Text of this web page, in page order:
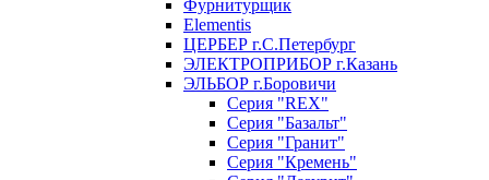
Фурнитурщик
Elementis
ЦЕРБЕР г.С.Петербург
ЭЛЕКТРОПРИБОР г.Казань
ЭЛЬБОР г.Боровичи
Серия "REX"
Серия "Базальт"
Серия "Гранит"
Серия "Кремень"